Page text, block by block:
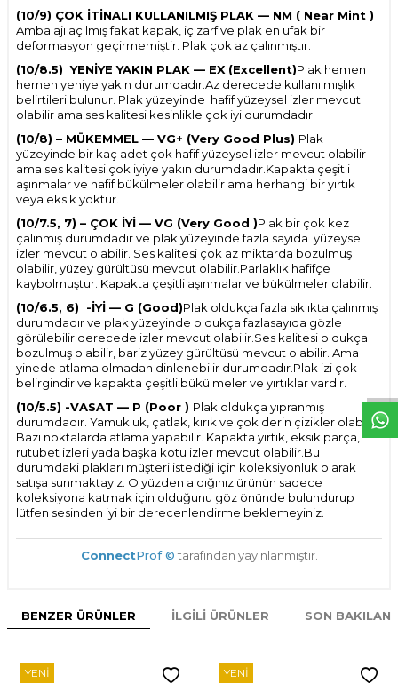
(10/9) ÇOK İTİNALI KULLANILMIŞ PLAK — NM ( Near Mint )
Ambalajı açılmış fakat kapak, iç zarf ve plak en ufak bir
deformasyon geçirmemiştir. Plak çok az çalınmıştır.
(10/8.5) YENİYE YAKIN PLAK — EX (Excellent)Plak hemen
hemen yeniye yakın durumdadır.Az derecede kullanılmışlık
belirtileri bulunur. Plak yüzeyinde hafif yüzeysel izler mevcut
olabilir ama ses kalitesi kesinlikle çok iyi durumdadır.
(10/8) – MÜKEMMEL — VG+ (Very Good Plus) Plak
yüzeyinde bir kaç adet çok hafif yüzeysel izler mevcut olabilir
ama ses kalitesi çok iyiye yakın durumdadır.Kapakta çeşitli
aşınmalar ve hafif bükülmeler olabilir ama herhangi bir yırtık
veya eksik yoktur.
(10/7.5, 7) – ÇOK İYİ — VG (Very Good )Plak bir çok kez
çalınmış durumdadır ve plak yüzeyinde fazla sayıda yüzeysel
izler mevcut olabilir. Ses kalitesi çok az miktarda bozulmuş
olabilir, yüzey gürültüsü mevcut olabilir.Parlaklık hafifçe
kaybolmuştur. Kapakta çeşitli aşınmalar ve bükülmeler olabilir.
(10/6.5, 6) -İYİ — G (Good)Plak oldukça fazla sıklıkta çalınmış
durumdadır ve plak yüzeyinde oldukça fazlasayıda gözle
görülebilir derecede izler mevcut olabilir.Ses kalitesi oldukça
bozulmuş olabilir, bariz yüzey gürültüsü mevcut olabilir. Ama
yinede atlama olmadan dinlenebilir durumdadır.Plak izi çok
belirgindir ve kapakta çeşitli bükülmeler ve yırtıklar vardır.
(10/5.5) -VASAT — P (Poor ) Plak oldukça yıpranmış
durumdadır. Yamukluk, çatlak, kırık ve çok derin çizikler olabilir.
Bazı noktalarda atlama yapabilir. Kapakta yırtık, eksik parça,
rutubet izleri yada başka kötü izler mevcut olabilir.Bu
durumdaki plakları müşteri istediği için koleksiyonluk olarak
satışa sunmaktayız. O yüzden aldığınız ürünün sadece
koleksiyona katmak için olduğunu göz önünde bulundurup
lütfen sesinden iyi bir derecenlendirme beklemeyiniz.
ConnectProf © tarafından yayınlanmıştır.
BENZER ÜRÜNLER İLGILI ÜRÜNLER SON
YENI YENI